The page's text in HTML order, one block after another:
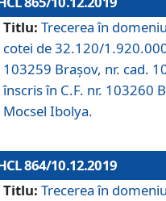
Titlu: Trecerea în
cotei de 32.120/
103259 Brașov, nr. cad.
înscris în C.F. nr. 103260
Mocsel Ibolya.
864/10.12.2019
Titlu: Trecerea în